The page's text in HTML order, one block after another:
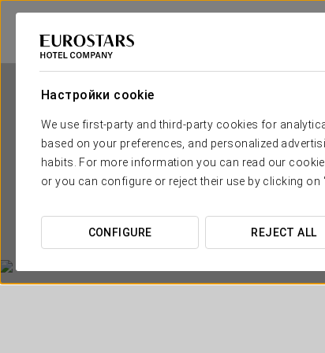
Настройки cookie
We use first-party and third-party cookies for
based on your preferences, and personalized
habits. For more information you can read our
or you can configure or reject their use by clicking on
CONFIGURE REJECT ALL